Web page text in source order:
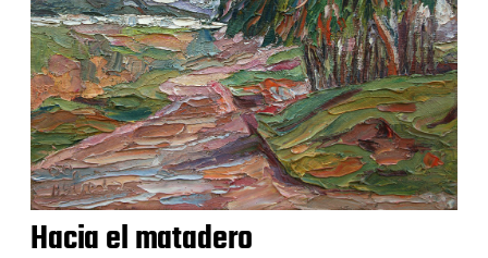
Hacia el matadero